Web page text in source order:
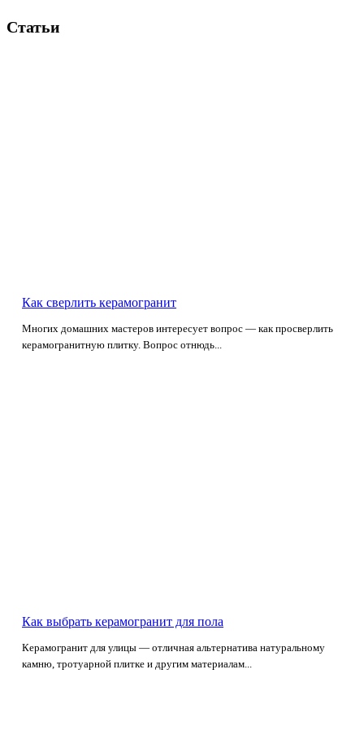
Статьи
Как сверлить керамогранит
Многих домашних мастеров интересует вопрос — как просверлить
керамогранитную плитку. Вопрос отнюдь...
Как выбрать керамогранит для пола
Керамогранит для улицы — отличная альтернатива натуральному
камню, тротуарной плитке и другим материалам...